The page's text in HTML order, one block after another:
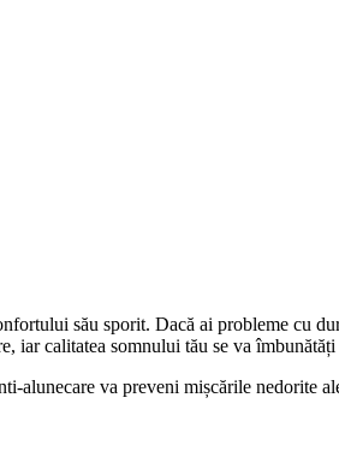
său sporit. Dacă ai probleme cu
iar calitatea somnului tău se va
alunecare va preveni mișcările nedorite